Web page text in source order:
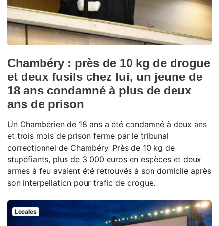
Chambéry : près de 10 kg de drogue
et deux fusils chez lui, un jeune de
18 ans condamné à plus de deux
ans de prison
Un Chambérien de 18 ans a été condamné à deux ans
et trois mois de prison ferme par le tribunal
correctionnel de Chambéry. Près de 10 kg de
stupéfiants, plus de 3 000 euros en espèces et deux
armes à feu avaient été retrouvés à son domicile après
son interpellation pour trafic de drogue.
Locales